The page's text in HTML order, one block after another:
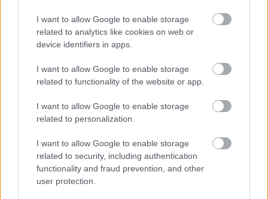
I want to allow Google to enable storage
related to analytics like cookies on web or
device identifiers in apps.
I want to allow Google to enable storage
related to functionality of the website or app.
I want to allow Google to enable storage
related to personalization.
I want to allow Google to enable storage
related to security, including authentication
functionality and fraud prevention, and other
user protection.
Támogatás
Támogasd adományoddal
a ManUtdFanatics.hu működését!
Kapcsolódó hírek